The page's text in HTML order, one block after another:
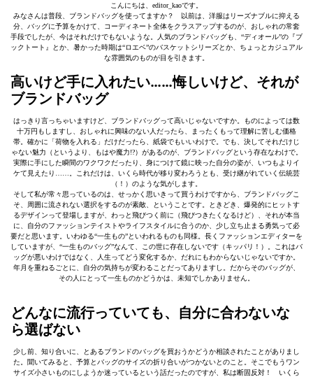
こんにちは、editor_kaoです。
みなさんは普段、ブランドバッグを使ってますか？ 以前は、洋服はリーズナブルに抑える
分、バッグに予算をかけて、コーディネート全体をクラスアップするのが、おしゃれの常套
手段でしたが、今はそれだけでもないような。人気のブランドバッグも、“ディオール”の『ブ
ックトート』とか、暑かった時期は“ロエベ”のバスケットシリーズとか、ちょっとカジュアル
な雰囲気のものが目を引きます。
高いけど手に入れたい……悔しいけど、それが
ブランドバッグ
はっきり言っちゃいますけど、ブランドバッグって高いじゃないですか。ものによっては数
十万円もしますし、おしゃれに興味のない人だったら、まったくもって理解に苦しむ価格
帯。確かに「荷物を入れる」だけだったら、紙袋でもいいわけで。でも、決してそれだけじ
ゃない魅力（というより、もはや魔力!?）があるのが、ブランドバッグという存在なわけで。
実際に手にした瞬間のワクワクだったり、身につけて鏡に映った自分の姿が、いつもよりイ
ケて見えたり……。これだけは、いくら時代が移り変わろうとも、受け継がれていく伝統芸
（！）のような気がします。
そして私が常々思っているのは、せっかく思いきって買うわけですから、ブランドバッグこ
そ、周囲に流されない選択をするのが素敵、ということです。ときどき、爆発的にヒットす
るデザインって登場しますが、わっと飛びつく前に（飛びつきたくなるけど）、それが本当
に、自分のファッションテイストやライフスタイルに合うのか、少し立ち止まる勇気って必
要だと思います。いわゆる“一生もの”といわれるものも同様。長くファッションエディターを
していますが、“一生ものバッグ”なんて、この世に存在しないです（キッパリ！）。これはバ
ッグが悪いわけではなく、人生ってどう変化するか、だれにもわからないじゃないですか。
年月を重ねるごとに、自分の気持ちが変わることだってありますし。だからそのバッグが、
その人にとって一生ものかどうかは、未知でしかありません。
どんなに流行っていても、自分に合わないな
ら選ばない
少し前、知り合いに、とあるブランドのバッグを買おうかどうか相談されたことがありまし
た。聞いてみると、予算とバッグのサイズの折り合いがつかないとのこと。そこでもうワン
サイズ小さいものにしようか迷っているという話だったのですが、私は断固反対！ いくら